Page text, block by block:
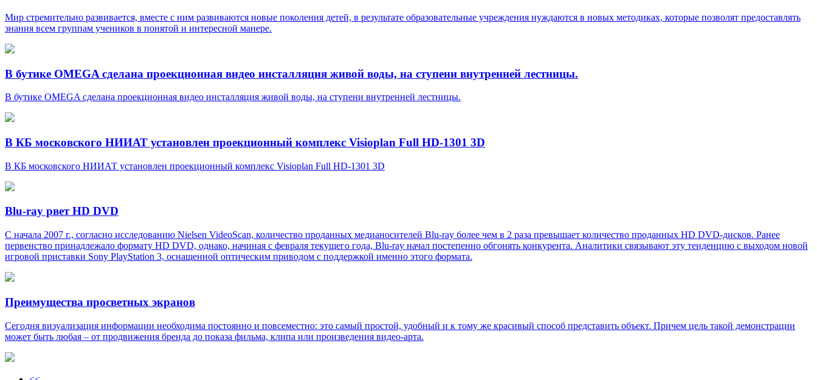
Мир стремительно развивается, вместе с ним развиваются новые поколения детей, в результате образовательные учреждения нуждаются в новых методиках, которые позволят предоставлять
знания всем группам учеников в понятой и интересной манере.
В бутике OMEGA сделана проекционная видео инсталляция живой воды, на ступени внутренней лестницы.
В бутике OMEGA сделана проекционная видео инсталляция живой воды, на ступени внутренней лестницы.
В КБ московского НИИАТ установлен проекционный комплекс Visioplan Full HD-1301 3D
В КБ московского НИИАТ установлен проекционный комплекс Visioplan Full HD-1301 3D
Blu-ray рвет HD DVD
С начала 2007 г., согласно исследованию Nielsen VideoScan, количество проданных медианосителей Blu-ray более чем в 2 раза превышает количество проданных HD DVD-дисков. Ранее
первенство принадлежало формату HD DVD, однако, начиная с февраля текущего года, Blu-ray начал постепенно обгонять конкурента. Аналитики связывают эту тенденцию с выходом новой
игровой приставки Sony PlayStation 3, оснащенной оптическим приводом с поддержкой именно этого формата.
Преимущества просветных экранов
Сегодня визуализация информации необходима постоянно и повсеместно: это самый простой, удобный и к тому же красивый способ представить объект. Причем цель такой демонстрации
может быть любая – от продвижения бренда до показа фильма, клипа или произведения видео-арта.